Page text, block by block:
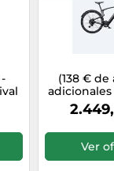
(138 €
Bicicleta
Urtopia
manillar
con
Ver